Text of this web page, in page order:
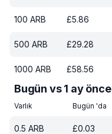
100 ARB £5.86
500 ARB £29.28
1000 ARB £58.56
Bugün vs 1 ay önce
Varlık Bugün 'da
0.5 ARB £0.03